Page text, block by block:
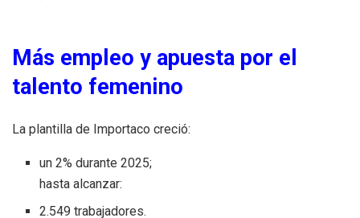
Más empleo y apuesta por el
talento femenino
La plantilla de Importaco creció:
un 2% durante 2025;
hasta alcanzar:
2.549 trabajadores.